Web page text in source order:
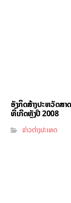
ອັງກິດສ້າງປະຫວັດສ
ທີ່ເກີດຫຼັງປີ 2008
ຂ່າວຕ່າງປະເທດ